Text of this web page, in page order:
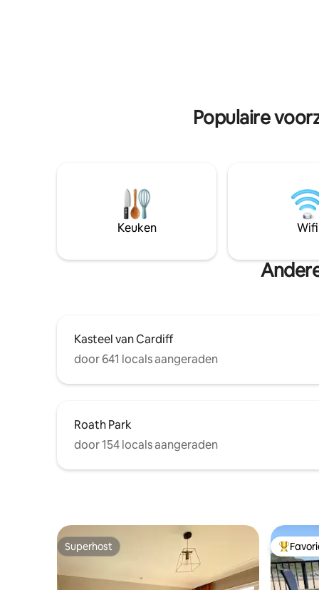
oog op **Maximale bezetting 5Populaire
Keuken Wifi
Kasteel van Cardiff
door 641 locals aangeraden
Roath Park
door 154 locals aangeraden
Superhost
Superhost